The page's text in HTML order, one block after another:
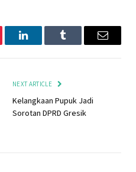
LinkedInTumblr Email
NEXT ARTICLE
Kelangkaan Pupuk Jadi
Sorotan DPRD Gresik